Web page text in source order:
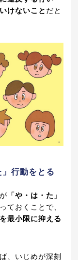
けないこと だと
⾏動をとる
「や・は・た」
ておくことで、
最小限に抑える
、いじめが深刻